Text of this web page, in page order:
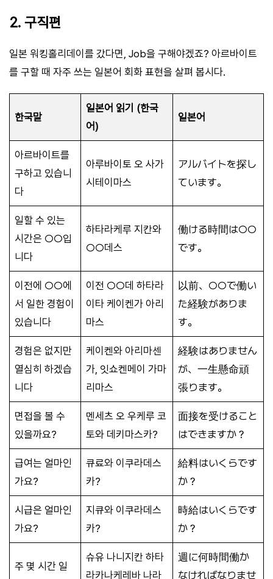
2. 구직편
일본 워킹홀리데이를 갔다면, Job을 구해야겠죠? 아르바이트
를 구할 때 자주 쓰는 일본어 회화 표현을 살펴 봅시다.
한국말
일본어 읽기 (한국
어)
일본어
아르바이트를
구하고 있습니
다
아루바이토 오 사가
시테이마스
アルバイトを探し
ています。
일할 수 있는
시간은 ○○입
니다
하타라케루 지칸와
○○데스
働ける時間は○○
です。
이전에 ○○에
서 일한 경험이
있습니다
이전 ○○데 하타라
이타 케이켄가 아리
마스
以前、○○で働い
た経験がありま
す。
경험은 없지만
열심히 하겠습
니다
케이켄와 아리마센
가, 잇쇼켄메이 가마
리마스
経験はありません
が、一生懸命頑
張ります。
면접을 볼 수
있을까요?
멘세츠 오 우케루 코
토와 데키마스카?
面接を受けること
はできますか？
급여는 얼마인
가요?
큐료와 이쿠라데스
카?
給料はいくらです
か？
시급은 얼마인
가요?
지큐와 이쿠라데스
카?
時給はいくらです
か？
주 몇 시간 일
슈유 나니지칸 하타
라카나케레바 나라
週に何時間働か
なければなりませ